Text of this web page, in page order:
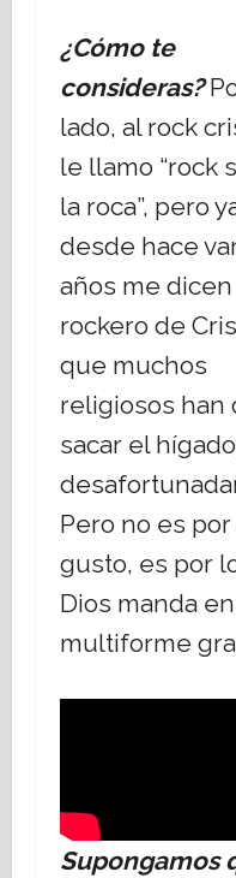
¿Cómo te
consideras?
lado, al rock
le llamo “rock
la roca”, pero
desde hace
años me dicen
rockero de
que muchos
religiosos han
sacar el
Pero no es por
gusto, es por
Dios manda
multiforme
Supongamos